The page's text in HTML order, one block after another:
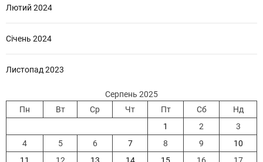
Лютий 2024
Січень 2024
Листопад 2023
Серпень 2025
Пн
Вт Ср Чт Пт Сб
Нд
1
2
3
4
5 6 7 8 9
10
11
12 13 14 15 16
17